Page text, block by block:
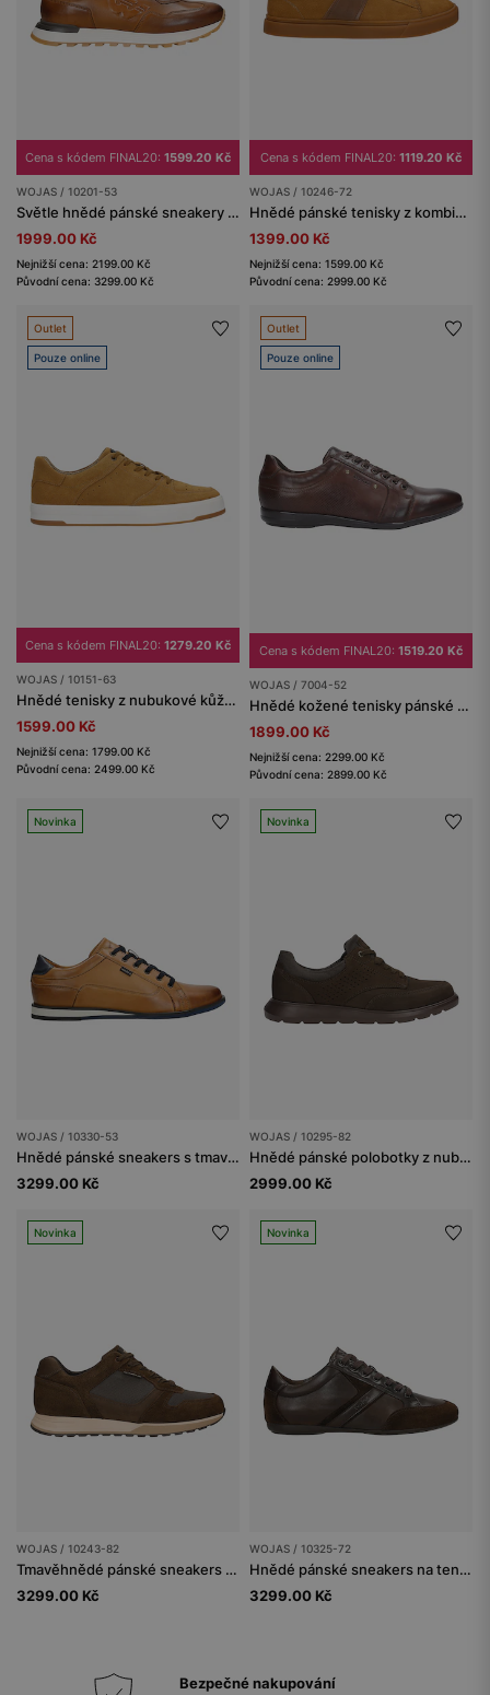
Cena s kódem FINAL20: 1599.20 Kč
WOJAS / 10201-53
Světle hnědé pánské sneakery z lícové kůže
1999.00 Kč
Nejnižší cena: 2199.00 Kč
Původní cena: 3299.00 Kč
Cena s kódem FINAL20: 1119.20 Kč
WOJAS / 10246-72
Hnědé pánské tenisky z kombinované kůže
1399.00 Kč
Nejnižší cena: 1599.00 Kč
Původní cena: 2999.00 Kč
Outlet
Pouze online
Cena s kódem FINAL20: 1279.20 Kč
WOJAS / 10151-63
Hnědé tenisky z nubukové kůže s bílou podrážkou
1599.00 Kč
Nejnižší cena: 1799.00 Kč
Původní cena: 2499.00 Kč
Outlet
Pouze online
Cena s kódem FINAL20: 1519.20 Kč
WOJAS / 7004-52
Hnědé kožené tenisky pánské s jemnou perforací
1899.00 Kč
Nejnižší cena: 2299.00 Kč
Původní cena: 2899.00 Kč
Novinka
WOJAS / 10330-53
Hnědé pánské sneakers s tmavě modrými vsadkami
3299.00 Kč
Novinka
WOJAS / 10295-82
Hnědé pánské polobotky z nubuku a textilu
2999.00 Kč
Novinka
WOJAS / 10243-82
Tmavěhnědé pánské sneakers z kombinovaných materiálů
3299.00 Kč
Novinka
WOJAS / 10325-72
Hnědé pánské sneakers na tenké podrážce
3299.00 Kč
Bezpečné nakupování